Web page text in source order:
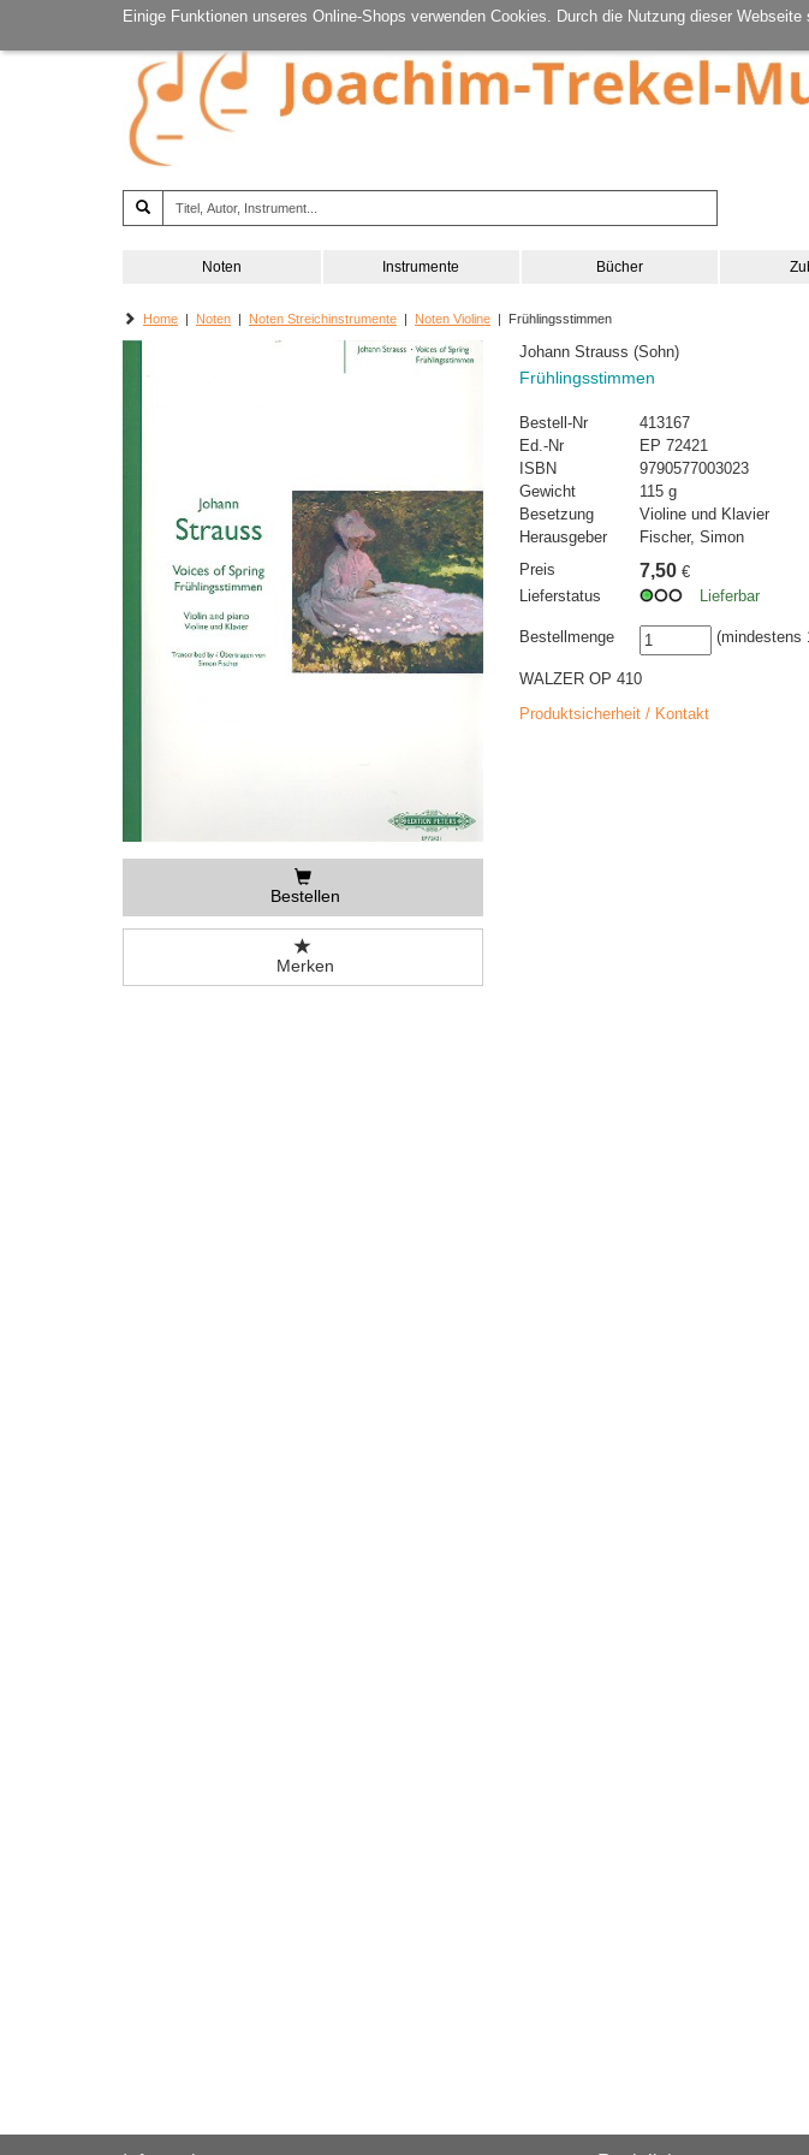
Einige Funktionen unseres Online-Shops verwenden Cookies. Durch die Nutzung dieser
Noten Instrumente Bücher
Home | Noten | Noten Streichinstrumente | Noten Violine | Frühlingsstimmen
Bestellen
Merken
Johann Strauss (Sohn)
Frühlingsstimmen
Bestell-Nr
413167
Ed.-Nr
EP 72421
ISBN
9790577003023
Gewicht
115 g
Besetzung
Violine und Klavier
Herausgeber
Fischer, Simon
Preis
7,50 €
Lieferstatus
Lieferbar
Bestellmenge (mindestens
WALZER OP 410
Produktsicherheit / Kontakt